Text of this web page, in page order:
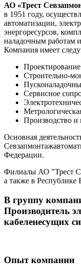
АО «Трест
в 1951 году,
автоматизации,
энергоресурсов,
наладочным работам
Компания имеет
Строительно-
Сервисное
Производство и
Основная
Федерации.
Филиалы АО "Трест
а также в Республике
В группу
Производитель
кабеленесущих
Опыт компании